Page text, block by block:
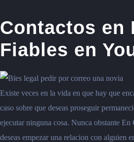
Contactos en
Fiables en
Existe veces en la vida en que hay que
caso sobre que deseas proseguir
ejecutar ninguna cosa. Nunca obstante
deseas empezar una relacion con alguien